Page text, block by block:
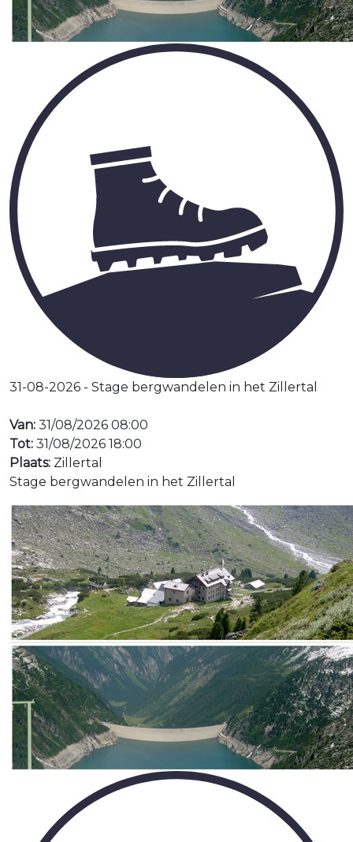
31-08-2026 - Stage bergwandelen in het Zillertal
Van: 31/08/2026 08:00
Tot: 31/08/2026 18:00
Plaats: Zillertal
Stage bergwandelen in het Zillertal